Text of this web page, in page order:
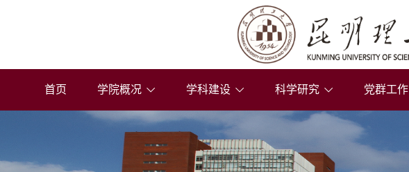
首页 学院概况 学科建设 科学研究 党群工作